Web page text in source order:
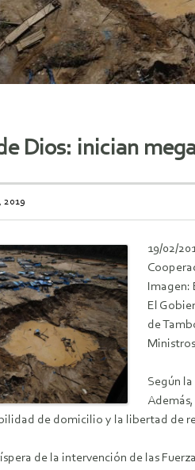
Dios: inician
2019
19/02/
Imagen:
El
de
Según
de domicilio y la libertad de
de la intervención de las